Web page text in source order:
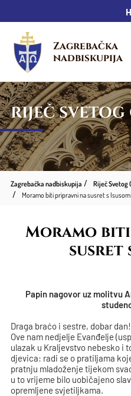
Zagrebačka
nadbiskupija
RIJEČ
Zagrebačka nadbiskupija
Riječ Svetog
Moramo biti pripravni na susret s Isusom
Moramo
susret
Papin nagovor uz molitvu
Draga braćo i sestre, dobar dan!
Ove nam nedjelje Evanđelje
ulazak u Kraljevstvo nebesko i
djevica: radi se o pratiljama
pratnju mladoženje tijekom
u to vrijeme bilo uobičajeno
opremljene svjetiljkama.